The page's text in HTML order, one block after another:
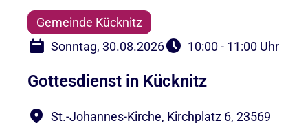
Gemeinde Kücknitz
Sonntag, 30.08.2026
10:00 - 11:00 Uhr
Gottesdienst in Kücknitz
St.-Johannes-Kirche, Kirchplatz 6, 23569